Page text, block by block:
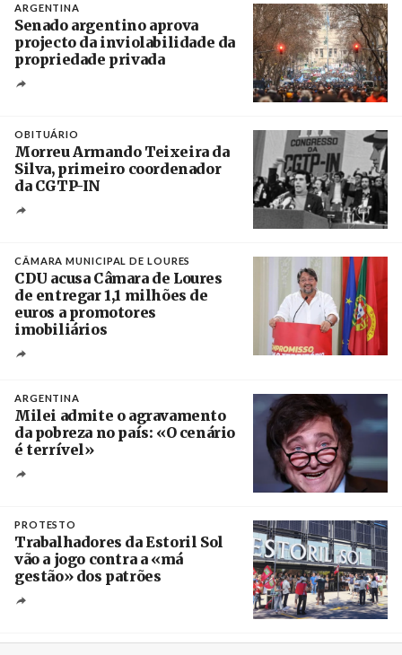
ARGENTINA
Senado argentino aprova
projecto da inviolabilidade da
propriedade privada
OBITUÁRIO
Morreu Armando Teixeira da
Silva, primeiro coordenador
da CGTP-IN
CÂMARA MUNICIPAL DE LOURES
CDU acusa Câmara de Loures
de entregar 1,1 milhões de
euros a promotores
imobiliários
ARGENTINA
Milei admite o agravamento
da pobreza no país: «O cenário
é terrível»
PROTESTO
Trabalhadores da Estoril Sol
vão a jogo contra a «má
gestão» dos patrões